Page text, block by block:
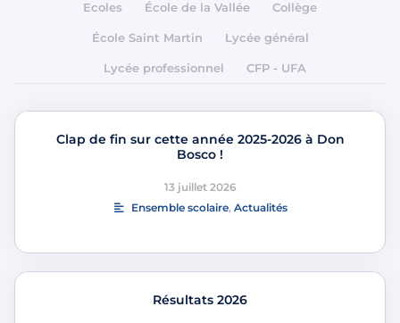
Ecoles École de la Vallée Collège
École Saint Martin Lycée général
Lycée professionnel CFP - UFA
Clap de fin sur cette année 2025-2026 à Don
Bosco !
13 juillet 2026
Ensemble scolaire, Actualités
Résultats 2026